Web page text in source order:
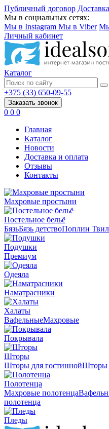
Публичный договор
Мы в социальных сетях:
Мы в Instagram Мы в Viber
Личный кабинет
Каталог
+375 (33) 650-09-55
Заказать звонок
0 0 0
Главная
Каталог
Новости
Доставка и оплата
Отзывы
Контакты
Махровые простыни
Постельное бельё
БязьБязь детствоПоплин
Подушки
Премиум
Одеяла
Наматрасники
Халаты
ВафельныеМахровые
Покрывала
Шторы
Шторы для гостиннойШторы
Полотенца
Махровые полотенца
полотенца
Пледы